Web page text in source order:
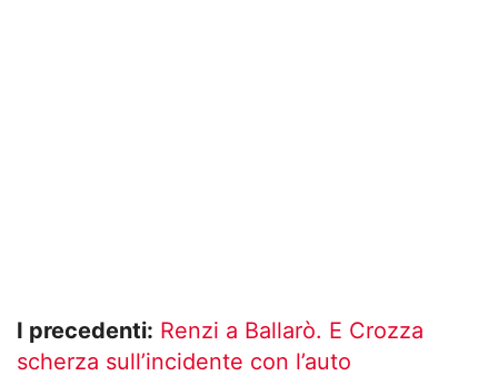
I precedenti: Renzi a Ballarò. E Crozza
scherza sull’incidente con l’auto